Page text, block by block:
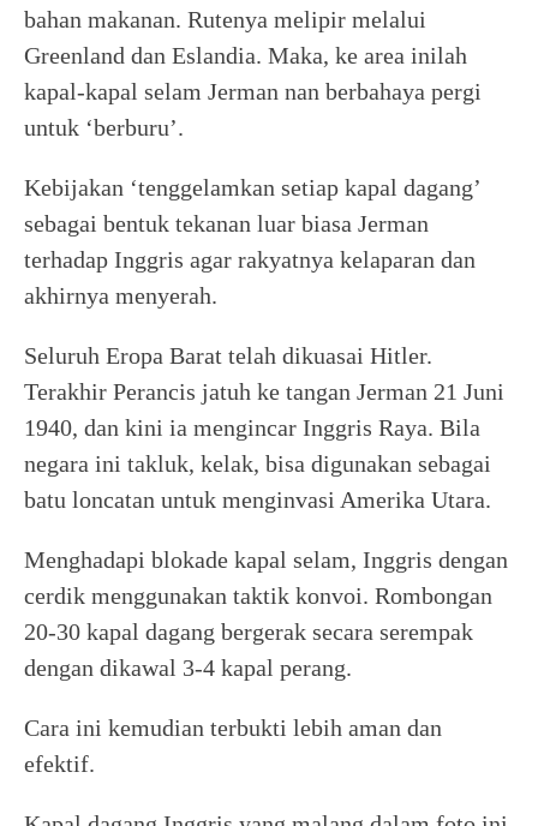
bahan makanan. Rutenya melipir melalui
Greenland dan Eslandia. Maka, ke area inilah
kapal-kapal selam Jerman nan berbahaya pergi
untuk ‘berburu’.
Kebijakan ‘tenggelamkan setiap kapal dagang’
sebagai bentuk tekanan luar biasa Jerman
terhadap Inggris agar rakyatnya kelaparan dan
akhirnya menyerah.
Seluruh Eropa Barat telah dikuasai Hitler.
Terakhir Perancis jatuh ke tangan Jerman 21 Juni
1940, dan kini ia mengincar Inggris Raya. Bila
negara ini takluk, kelak, bisa digunakan sebagai
batu loncatan untuk menginvasi Amerika Utara.
Menghadapi blokade kapal selam, Inggris dengan
cerdik menggunakan taktik konvoi. Rombongan
20-30 kapal dagang bergerak secara serempak
dengan dikawal 3-4 kapal perang.
Cara ini kemudian terbukti lebih aman dan
efektif.